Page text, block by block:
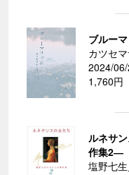
ブルー
カツセ
2024/
1,760円
ルネサ
作集2―
塩野七